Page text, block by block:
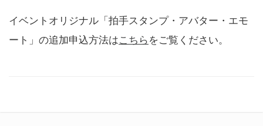
イベントオリジナル「拍手スタンプ・アバター・エモ
ート」の追加申込方法はこちら をご覧ください。